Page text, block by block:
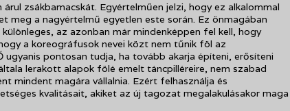
zsákbamacskát. Egyértelműen jelzi, hogy ez alkalommal
meg a nagyértelmű egyetlen este során. Ez önmagában
az azonban már mindenképpen fel kell, hogy
a koreográfusok nevei közt nem tűnik föl az
ugyanis pontosan tudja, ha tovább akarja építeni, erősíteni
lerakott alapok fölé emelt táncpilléreire, nem szabad
mindent magára vállalnia. Ezért felhasználja és
kvalitásait, akiket az új tagozat megalakulásakor maga